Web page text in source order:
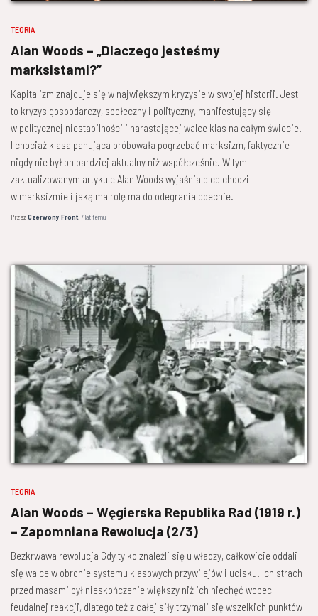
TEORIA
Alan Woods – „Dlaczego jesteśmy
marksistami?”
Kapitalizm znajduje się w największym kryzysie w swojej historii. Jest
to kryzys gospodarczy, społeczny i polityczny, manifestujący się
w politycznej niestabilności i narastającej walce klas na całym świecie.
I chociaż klasa panująca próbowała pogrzebać marksizm, faktycznie
nigdy nie był on bardziej aktualny niż współcześnie. W tym
zaktualizowanym artykule Alan Woods wyjaśnia o co chodzi
w marksizmie i jaką ma rolę ma do odegrania obecnie.
PrzezCzerwony Front,7 lattemu
TEORIA
Alan Woods – Węgierska Republika Rad (1919 r.)
– Zapomniana ­Rewolucja (2/3)
Bezkrwawa rewolucja Gdy tylko znaleźli się u władzy, całkowicie oddali
się walce w obronie systemu klasowych przywilejów i ucisku. Ich strach
przed masami był nieskończenie większy niż ich niechęć wobec
feudalnej reakcji, dlatego też z całej siły trzymali się wszelkich punktów